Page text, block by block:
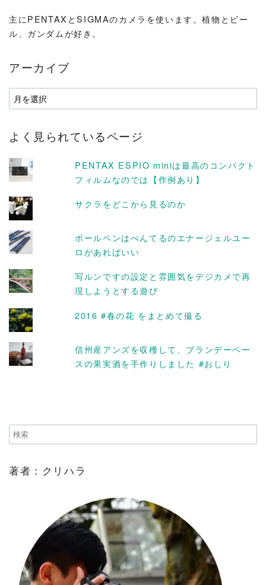
主にPENTAXとSIGMAのカメラを使います。植物とビー
ル、ガンダムが好き。
アーカイブ
ア
ー
イ
よく見られているページ
PENTAX ESPIO miniは最高のコンパクト
フィルムなのでは【作例あり】
サクラをどこから見るのか
ボールペンはぺんてるのエナージェルユー
ロがあればいい
写ルンですの設定と雰囲気をデジカメで再
現しようとする遊び
2016 #春の花 をまとめて撮る
信州産アンズを収穫して、ブランデーベー
スの果実酒を手作りしました #おしり
著者：クリハラ